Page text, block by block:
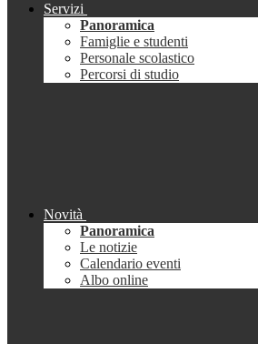
Servizi
Panoramica
Famiglie e studenti
Personale scolastico
Percorsi di studio
Novità
Panoramica
Le notizie
Calendario eventi
Albo online